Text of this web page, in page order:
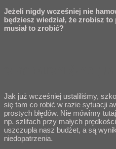
Jeżeli nigdy wcześniej nie
będziesz wiedział, że zrobisz
musiał to zrobić?
Jak już wcześniej ustaliliśmy,
się tam co robić w razie sytuacji
prostych błędów. Nie mówimy
np. szlifach przy małych
uszczupla nasz budżet, a są
niedopatrzenia.